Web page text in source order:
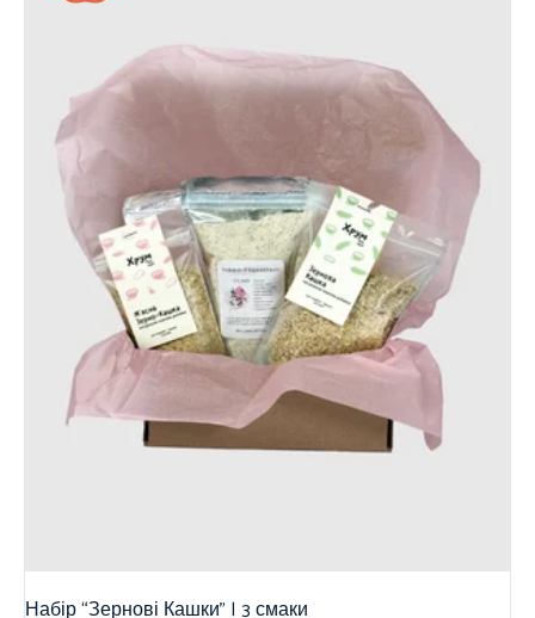
Набір “Зернові Кашки” | 3 смаки